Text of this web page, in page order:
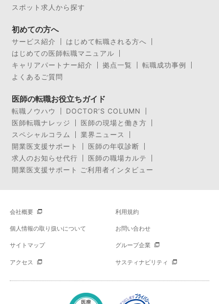
スポット求人から探す
初めての方へ
サービス紹介
はじめて転職される方へ
はじめての医師転職マニュアル
キャリアパートナー紹介
拠点一覧
転職成功事例
よくあるご質問
医師の転職お役立ちガイド
転職ノウハウ
DOCTOR’S COLUMN
医師転職ナレッジ
医師の現場と働き方
スペシャルコラム
業界ニュース
開業医支援サポート
医師の年収診断
求人のお知らせ代行
医師の職場カルテ
開業医支援サポート ご利用者インタビュー
会社概要 利用規約
個人情報の取り扱いについて お問い合わせ
サイトマップ グループ企業
アクセス サスティナビリティ